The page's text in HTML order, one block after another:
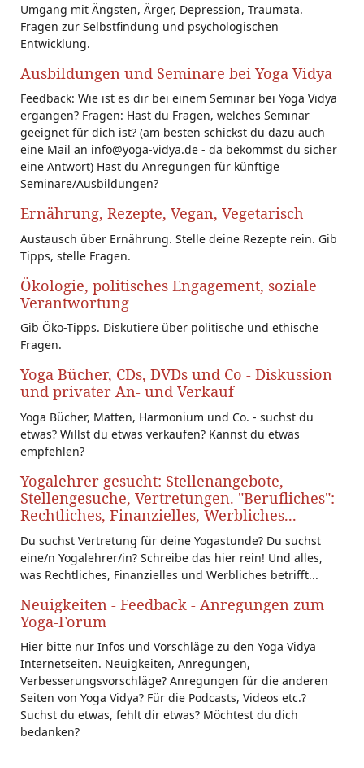
Umgang mit Ängsten, Ärger, Depression, Traumata.
Fragen zur Selbstfindung und psychologischen
Entwicklung.
Ausbildungen und Seminare bei Yoga Vidya
Feedback: Wie ist es dir bei einem Seminar bei Yoga Vidya
ergangen? Fragen: Hast du Fragen, welches Seminar
geeignet für dich ist? (am besten schickst du dazu auch
eine Mail an info@yoga-vidya.de - da bekommst du sicher
eine Antwort) Hast du Anregungen für künftige
Seminare/Ausbildungen?
Ernährung, Rezepte, Vegan, Vegetarisch
Austausch über Ernährung. Stelle deine Rezepte rein. Gib
Tipps, stelle Fragen.
Ökologie, politisches Engagement, soziale
Verantwortung
Gib Öko-Tipps. Diskutiere über politische und ethische
Fragen.
Yoga Bücher, CDs, DVDs und Co - Diskussion
und privater An- und Verkauf
Yoga Bücher, Matten, Harmonium und Co. - suchst du
etwas? Willst du etwas verkaufen? Kannst du etwas
empfehlen?
Yogalehrer gesucht: Stellenangebote,
Stellengesuche, Vertretungen. "Berufliches":
Rechtliches, Finanzielles, Werbliches...
Du suchst Vertretung für deine Yogastunde? Du suchst
eine/n Yogalehrer/in? Schreibe das hier rein! Und alles,
was Rechtliches, Finanzielles und Werbliches betrifft...
Neuigkeiten - Feedback - Anregungen zum
Yoga-Forum
Hier bitte nur Infos und Vorschläge zu den Yoga Vidya
Internetseiten. Neuigkeiten, Anregungen,
Verbesserungsvorschläge? Anregungen für die anderen
Seiten von Yoga Vidya? Für die Podcasts, Videos etc.?
Suchst du etwas, fehlt dir etwas? Möchtest du dich
bedanken?